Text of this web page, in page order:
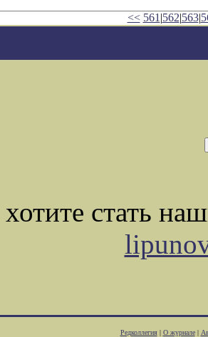
<< 561 |562|563|
стать
Редколлегия| О журнале|